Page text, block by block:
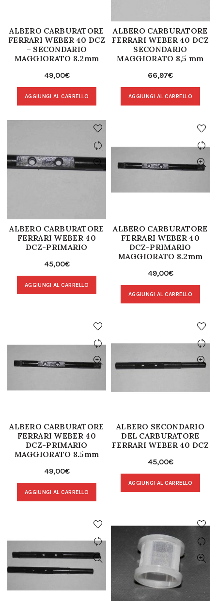
ALBERO CARBURATORE
FERRARI WEBER 40 DCZ
– SECONDARIO
MAGGIORATO 8.2mm
49,00€
AGGIUNGI AL CARRELLO
ALBERO CARBURATORE
FERRARI WEBER 40 DCZ
SECONDARIO
MAGGIORATO 8,5 mm
66,97€
AGGIUNGI AL CARRELLO
ALBERO CARBURATORE
FERRARI WEBER 40
DCZ-PRIMARIO
45,00€
AGGIUNGI AL CARRELLO
ALBERO CARBURATORE
FERRARI WEBER 40
DCZ-PRIMARIO
MAGGIORATO 8.2mm
49,00€
AGGIUNGI AL CARRELLO
ALBERO CARBURATORE
FERRARI WEBER 40
DCZ-PRIMARIO
MAGGIORATO 8.5mm
49,00€
AGGIUNGI AL CARRELLO
ALBERO SECONDARIO
DEL CARBURATORE
FERRARI WEBER 40 DCZ
45,00€
AGGIUNGI AL CARRELLO